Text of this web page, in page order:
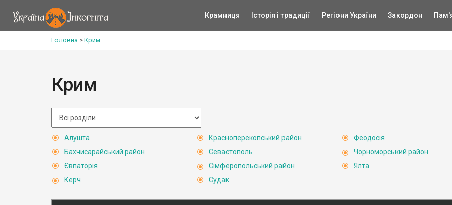
Крамниця Історія і традиції Регіони України Закордон
Головна > Крим
Крим
Алушта
Бахчисарайський район
Євпаторія
Керч
Красноперекопський район
Севастополь
Сімферопольський район
Судак
Феодосія
Чорноморський район
Ялта